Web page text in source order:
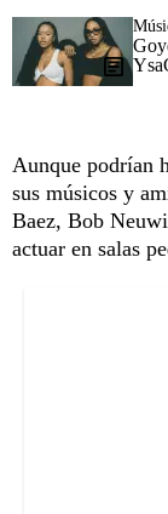
Aunque podrían
sus músicos y
Baez, Bob
actuar en salas